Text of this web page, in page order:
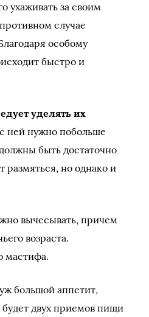
ухаживать за своим
случае
особому
быстро и
уделять их
с ней нужно побольше
быть достаточно
но однако и
вычесывать, причем
возраста.
мастифа.
большой аппетит,
двух приемов пищи